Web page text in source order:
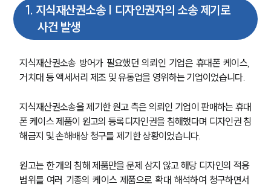
1 . 지식재산권소송 | 디자인권자의 소송 제기로
사건 발생
지식재산권소송 방어가 필요했던 의뢰인 기업은 휴대폰 케이스,
거치대 등 액세서리 제조 및 유통업을 영위하는 기업이었습니다.
지식재산권소송을 제기한 원고 측은 의뢰인 기업이 판매하는 휴대
폰 케이스 제품이 원고의 등록디자인권을 침해했다며 디자인권 침
해금지 및 손해배상 청구를 제기한 상황이었습니다.
원고는 한 개의 침해 제품만을 문제 삼지 않고 해당 디자인의 적용
범위를 여러 기종의 케이스 제품으로 확대 해석하여 청구하면서